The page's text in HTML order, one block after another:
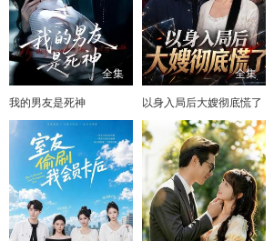
全集
我的男友是死神
全集
以身入局后大嫂彻底慌了